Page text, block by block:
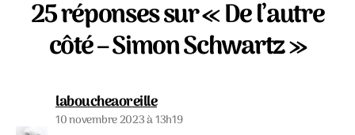
25 réponses sur « De l’autre
côté – Simon Schwartz »
laboucheaoreilledit :
10 novembre 2023 à 13h19